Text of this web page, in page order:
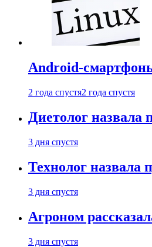
Android-
2 года спустя2 года спустя
Диетолог назвала
3 дня спустя
Технолог назвала
3 дня спустя
Агроном
3 дня спустя